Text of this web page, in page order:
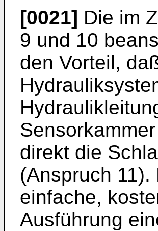
[0021] Die im
9 und 10
den Vorteil,
direkt die
(Anspruch
einfache,
Ausführung